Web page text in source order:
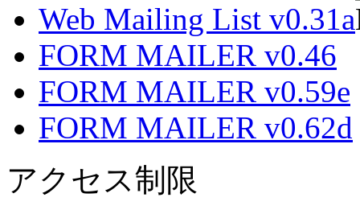
Web Mailing List v0.31a
FORM MAILER v0.46
FORM MAILER v0.59e
FORM MAILER v0.62d
アクセス制限